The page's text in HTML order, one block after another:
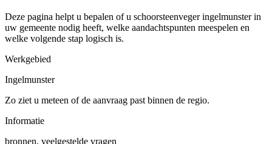
Deze pagina helpt u bepalen of u schoorsteenveger ingelmunster in
uw gemeente nodig heeft, welke aandachtspunten meespelen en
welke volgende stap logisch is.
Werkgebied
Ingelmunster
Zo ziet u meteen of de aanvraag past binnen de regio.
Informatie
bronnen, veelgestelde vragen